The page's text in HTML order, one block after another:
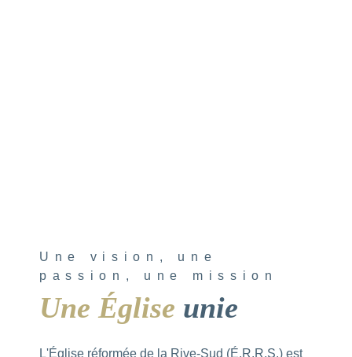
Une vision, une
passion, une mission
Une Église unie
L'Église réformée de la Rive-Sud (É.R.R.S.) est